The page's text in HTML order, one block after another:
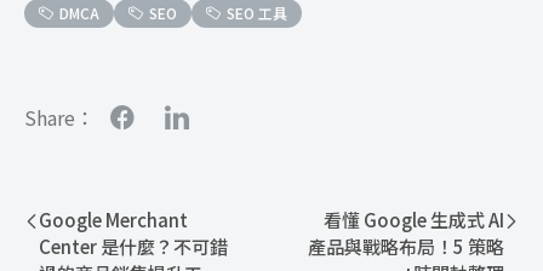
DMCA SEO SEO 工具
Share：
Google Merchant
Center 是什麼？不可錯
看懂 Google 生成式 AI
產品與戰略布局！5 策略